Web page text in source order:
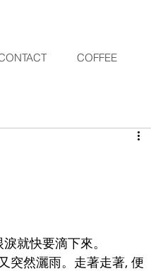
COFFEE
就快要滴下來。
突然灑雨。走著走著, 便